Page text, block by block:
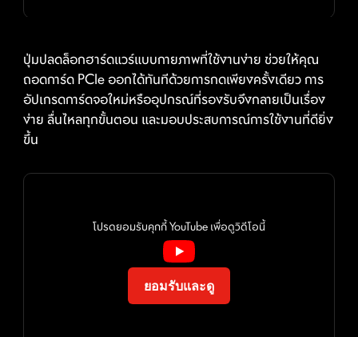
ปุ่มปลดล็อกฮาร์ดแวร์แบบกายภาพที่ใช้งานง่าย ช่วยให้คุณ
ถอดการ์ด PCIe ออกได้ทันทีด้วยการกดเพียงครั้งเดียว การ
อัปเกรดการ์ดจอใหม่หรืออุปกรณ์ที่รองรับจึงกลายเป็นเรื่อง
ง่าย ลื่นไหลทุกขั้นตอน และมอบประสบการณ์การใช้งานที่ดียิ่ง
ขึ้น
โปรดยอมรับคุกกี้ YouTube เพื่อดูวิดีโอนี้
ยอมรับและดู
cooling (11 pin). If you don't have the above products,
we also provide a 1 to 3 EZ Conn-Cable, enabling
you to connect ARGB light, system fan and USB
device.
หน้าจอ LED แสดงรหัสข้อผิดพลาด
แบบดิจิทัล
แสดงโค้ดแจ้งสถานะเพื่อหาสาเหตุอาการเสีย และ
performance to get the best possible
AI performance when you need
additional horsepower.
*Enabled with compatible processors.
DDR memory for optimal
performance.
จัดเต็มด้วยหลากหลายฟีเจอร์ AI ที่เข้ามาช่วยยกระดับทุก